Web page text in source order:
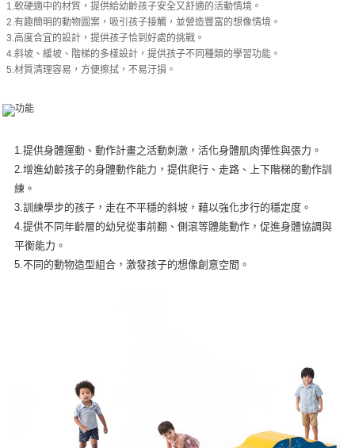
結帳頁面，進行簡訊認證並確認金額後，即可完成結帳。
２．訂單成立數日內，您將收到繳費通知簡訊。
３．收到繳費通知簡訊後14天內，點擊此簡訊中的連結，可透過四大超商／
ATM／網路銀行／等多元方式進行付款，方視為交易完成。
※ 請注意：結帳手續完成當下不需立刻繳費，但若您需要取消訂單，請聯絡
後付繳納相關費用。
※ 交易是否成功請以「AFTEE先享後付 」之結帳頁面顯示為準，若有關於
客戶支援中心」
https://netprotections.freshdesk.com/support/home
【注意事項】
１．透過由恩沛科技股份有限公司提供之「AFTEE先享後付」服務完成之交
易，需依本服務之必要範圍內提供個人資料，並將交易相關給付款項請求債
權轉讓予恩沛科技股份有限公司。
２．關於個人資料處理事宜，請瀏覽以下網址：
https://aftee.tw/terms/#terms3
３．未成年的使用者請事先徵得法定代理人或監護人之同意方可使用
「AFTEE先享後付」，若未經同意申辦者引起之損失，本公司不負相關責
付款後7-11取貨
每筆NT$80，滿NT$499(含以上)免運費
宅配
1.軟硬適中的材質，提供給幼齡孩子安全又舒適的活動情境。
2.有趣簡明的動物圖案，吸引孩子接觸，並營造豐富的想像情境。
3.高度合宜的設計，提供孩子恰到好處的挑戰。
4.斜坡、緩坡、階梯的多樣設計，提供孩子不同種類的學習功能。
5.材質清理容易，方便擦拭，不易汙損。
1.提供身體運動、動作計畫之活動刺激，活化身體肌肉彈性與張力。
2.增進幼齡孩子的身體動作能力，提供爬行、走路、上下階梯的動作訓
練。
3.訓練學步的孩子，走在不平穩的斜坡，藉以強化步行的穩定度。
4.提供不同年齡層的幼兒從事前翻、側滾等體能動作，促進身體協調與
平衡能力。
5.不同的動物造型組合，激發孩子的想像創意空間。